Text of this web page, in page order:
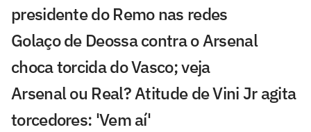
presidente do Remo nas redes
Golaço de Deossa contra o Arsenal
choca torcida do Vasco; veja
Arsenal ou Real? Atitude de Vini Jr agita
torcedores: 'Vem aí'